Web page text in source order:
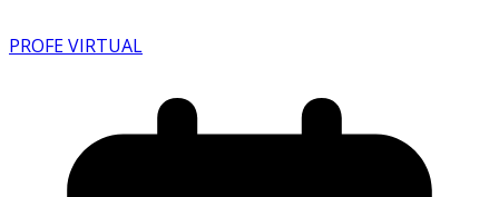
PROFE VIRTUAL